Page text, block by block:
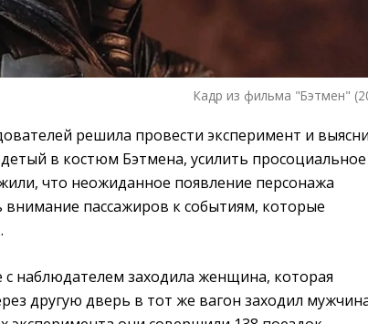
Кадр из фильма "Бэтмен"
решила провести эксперимент и
в костюм Бэтмена, усилить просоциальное
что неожиданное появление персонажа
пассажиров к событиям, которые
наблюдателем заходила женщина, которая
другую дверь в тот же вагон заходил